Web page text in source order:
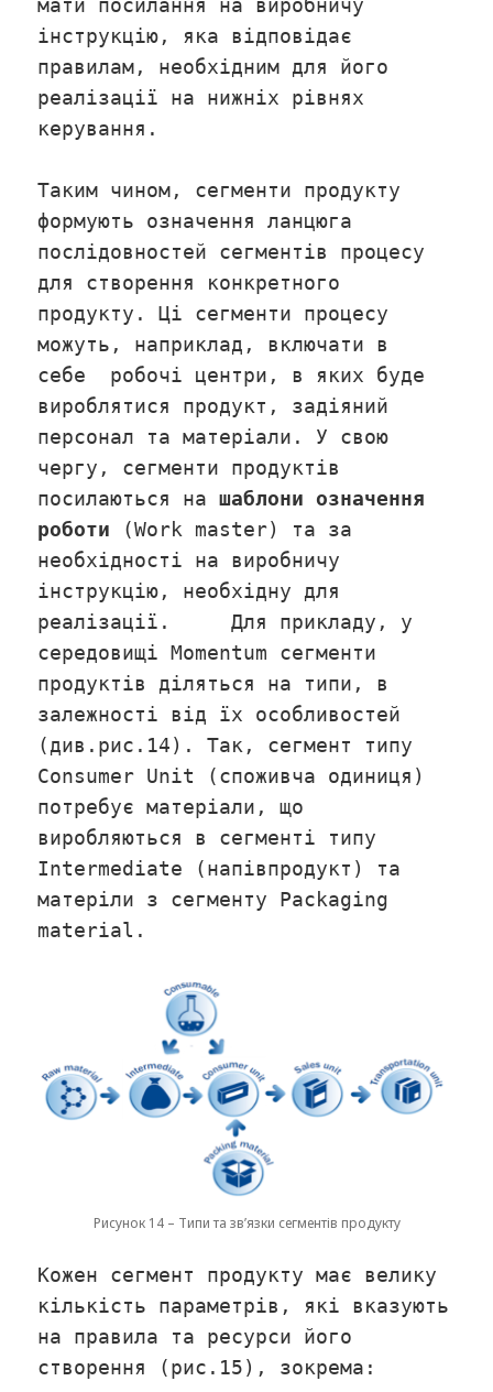
інструкцію, яка відповідає
правилам, необхідним для його
реалізації на нижніх рівнях
керування.
Таким чином, сегменти продукту
формують означення ланцюга
послідовностей сегментів процесу
для створення конкретного
продукту. Ці сегменти процесу
можуть, наприклад, включати в
себе робочі центри, в яких буде
вироблятися продукт, задіяний
персонал та матеріали. У свою
чергу, сегменти продуктів
посилаються нашаблони означення
роботи (Work master) та за
необхідності на виробничу
інструкцію, необхідну для
реалізації. Для прикладу, у
середовищі Momentum сегменти
продуктів діляться на типи, в
залежності від їх особливостей
(див.рис.14). Так, сегмент типу
Consumer Unit (споживча одиниця)
потребує матеріали, що
виробляються в сегменті типу
Intermediate (напівпродукт) та
матеріли з сегменту Packaging
material.
Рисунок 14 – Типи та зв’язки сегментів продукту
Кожен сегмент продукту має велику
кількість параметрів, які вказують
на правила та ресурси його
створення (рис.15), зокрема: